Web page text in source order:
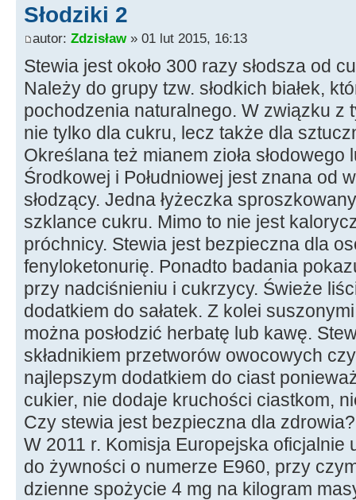
Słodziki 2
autor: Zdzisław» 01 lut 2015, 16:13
Stewia jest około 300 razy słodsza od
Należy do grupy tzw. słodkich białek,
pochodzenia naturalnego. W związku z
nie tylko dla cukru, lecz także dla
Określana też mianem zioła
Środkowej i Południowej jest znana od
słodzący. Jedna łyżeczka
szklance cukru. Mimo to nie jest
próchnicy. Stewia jest bezpieczna dla
fenyloketonurię. Ponadto badania
przy nadciśnieniu i cukrzycy. Świeże
dodatkiem do sałatek. Z kolei
można posłodzić herbatę lub kawę.
składnikiem przetworów owocowych
najlepszym dodatkiem do ciast
cukier, nie dodaje kruchości ciastkom,
Czy stewia jest bezpieczna dla zdrowia?
W 2011 r. Komisja Europejska oficjalnie
do żywności o numerze E960, przy
dzienne spożycie 4 mg na kilogram